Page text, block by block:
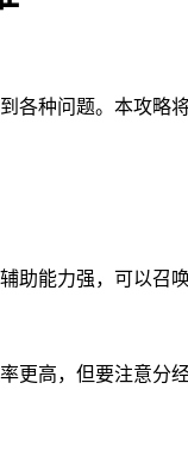
各种问题。本攻
能力强，可以召
更高，但要注意分经